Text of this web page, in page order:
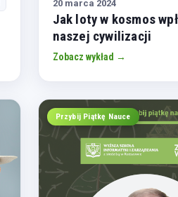
20 marca 2024
Jak loty w kosmos
naszej cywilizacji
Zobacz wykład →
Przybij Piątkę Nauce